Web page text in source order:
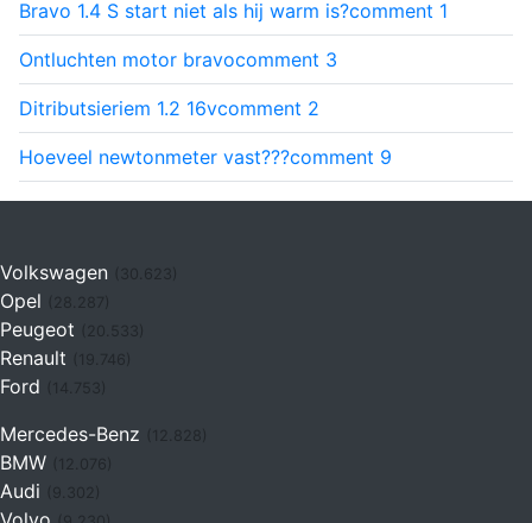
Bravo 1.4 S start niet als hij warm is?comment 1
Ontluchten motor bravocomment 3
Ditributsieriem 1.2 16vcomment 2
Hoeveel newtonmeter vast???comment 9
Volkswagen (30.623)
Opel
Peugeot
Renault (19.746)
Ford (14.753)
Mercedes-Benz
BMW (12.076)
Audi